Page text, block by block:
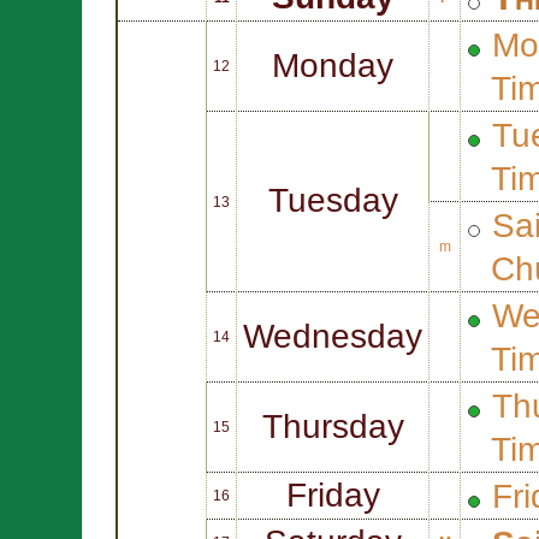
12 Monday
13 Tuesday
m
14 Wednesday
15 Thursday
16 Friday